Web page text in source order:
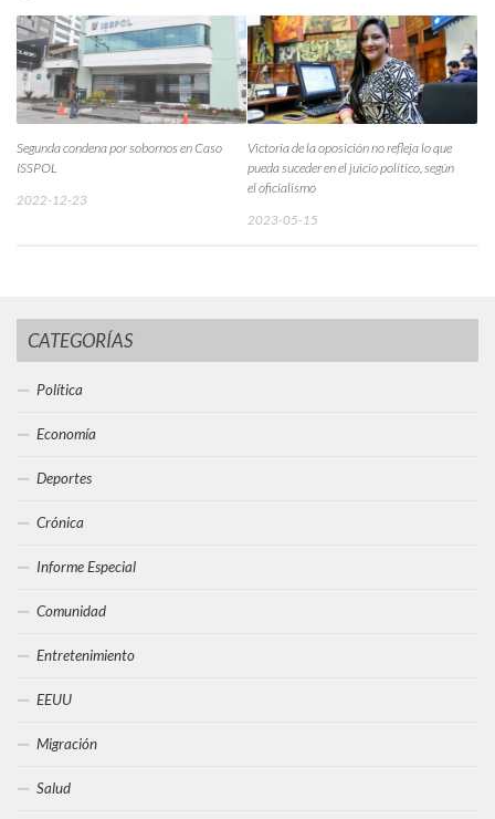
Segunda condena por sobornos en Caso
ISSPOL
2022-12-23
Victoria de la oposición no refleja lo que
pueda suceder en el juicio político, según
el oficialismo
2023-05-15
CATEGORÍAS
Política
Economía
Deportes
Crónica
Informe Especial
Comunidad
Entretenimiento
EEUU
Migración
Salud